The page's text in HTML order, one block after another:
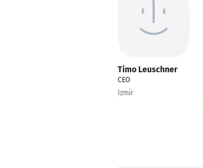
Timo Leuschner
CEO
Izmir